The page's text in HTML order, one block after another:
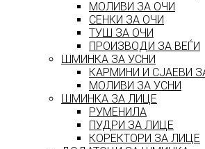
МОЛИВИ ЗА ОЧИ
СЕНКИ ЗА ОЧИ
ТУШ ЗА ОЧИ
ПРОИЗВОДИ ЗА ВЕЃИ
ШМИНКА ЗА УСНИ
КАРМИНИ И СЈАЕВИ
МОЛИВИ ЗА УСНИ
ШМИНКА ЗА ЛИЦЕ
РУМЕНИЛА
ПУДРИ ЗА ЛИЦЕ
КОРЕКТОРИ ЗА ЛИЦЕ